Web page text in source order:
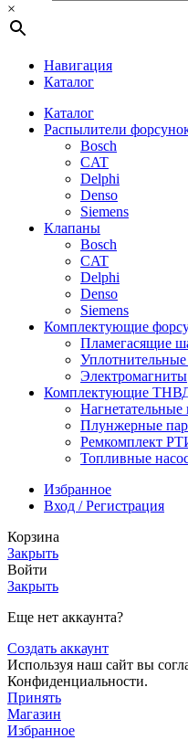
×
Навигация
Каталог
Каталог
Распылители
Bosch
CAT
Delphi
Denso
Siemens
Клапаны
Bosch
CAT
Delphi
Denso
Siemens
Комплектующие
Пламегасящие
Уплотнительные
Электромагниты
Комплектующие
Нагнетательные
Плунжерные
Ремкомплект
Топливные
Избранное
Вход / Регистрация
Корзина
Закрыть
Войти
Закрыть
Еще нет аккаунта?
Создать аккаунт
Используя наш сайт вы
Конфиденциальности.
Принять
Магазин
Избранное